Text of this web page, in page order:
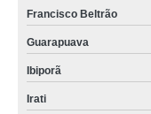
Francisco Beltrão
Guarapuava
Ibiporã
Irati